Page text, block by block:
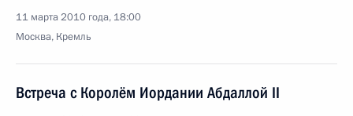
11 марта 2010 года, 18:00
Москва, Кремль
Встреча с Королём Иордании Абдаллой II